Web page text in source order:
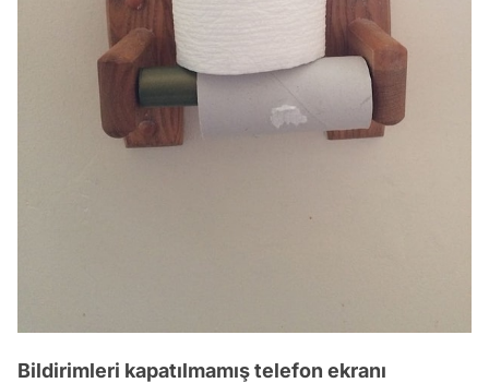
Bildirimleri kapatılmamış telefon ekranı